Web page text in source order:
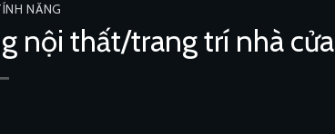
NĂNG
nội thất/trang trí nhà cửa